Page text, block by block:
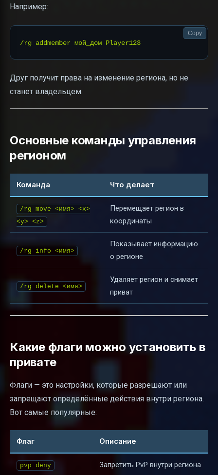
Например:
Copy
Друг получит права на изменение региона, но не
станет владельцем.
Основные команды управления
регионом
Команда Что делает
/rg move <имя> <x>
<y> <z>
Перемещает регион в
координаты
/rg info <имя>
Показывает информацию
о регионе
/rg delete <имя>
Удаляет регион и снимает
приват
Какие флаги можно установить в
привате
Флаги — это настройки, которые разрешают или
запрещают определённые действия внутри региона.
Вот самые популярные:
Флаг Описание
pvp deny Запретить PvP внутри региона